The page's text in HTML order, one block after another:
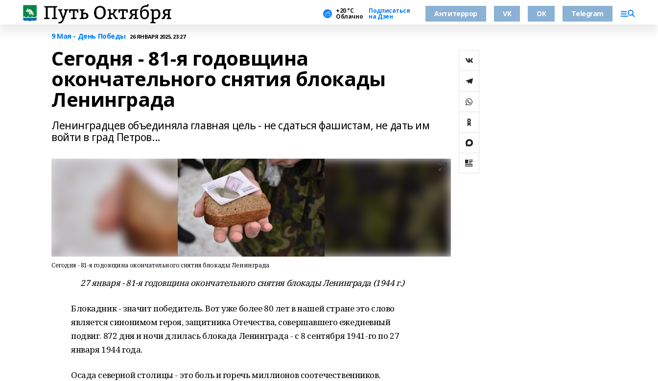
+20 °С
Облачно
Подписаться
на Дзен Антитеррор VK OK Telegram
9 Мая - День Победы 26 ЯНВАРЯ 2025, 23:27
Сегодня - 81-я годовщина
окончательного снятия блокады
Ленинграда
Ленинградцев объединяла главная цель - не сдаться фашистам, не дать им
войти в град Петров...
Сегодня - 81-я годовщина окончательного снятия блокады Ленинграда
27 января - 81-я годовщина окончательного снятия блокады Ленинграда (1944 г.)
Блокадник - значит победитель. Вот уже более 80 лет в нашей стране это слово
является синонимом героя, защитника Отечества, совершавшего ежедневный
подвиг. 872 дня и ночи длилась блокада Ленинграда - с 8 сентября 1941-го по 27
января 1944 года.
Осада северной столицы - это боль и горечь миллионов соотечественников.